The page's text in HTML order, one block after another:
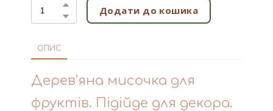
Додати до кошика
ОПИС
Дерев'яна мисочка для
фруктів. Підійде для декора.